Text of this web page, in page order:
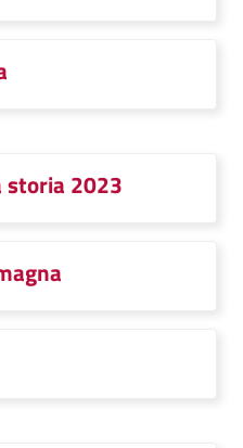
storia 2023